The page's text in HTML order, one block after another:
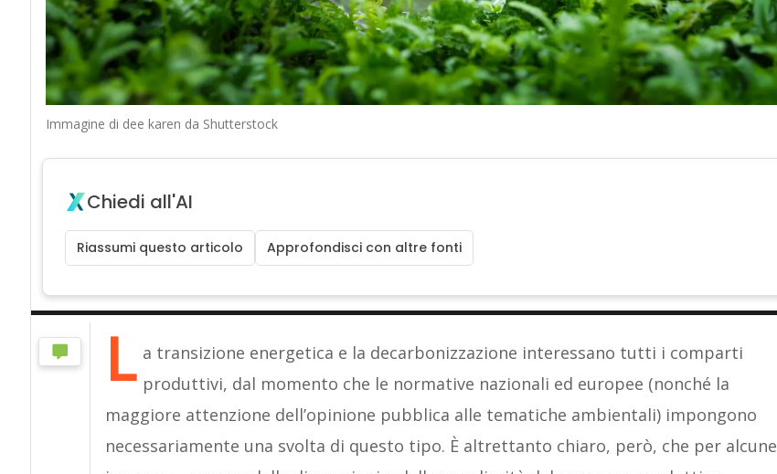
Immagine di dee karen da Shutterstock
Chiedi all'AI
Riassumi questo articolo Approfondisci con altre fonti
L a transizione energetica e la decarbonizzazione interessano tutti i comparti
produttivi, dal momento che le normative nazionali ed europee (nonché la
maggiore attenzione dell’opinione pubblica alle tematiche ambientali) impongono
necessariamente una svolta di questo tipo. È altrettanto chiaro, però, che per alcune